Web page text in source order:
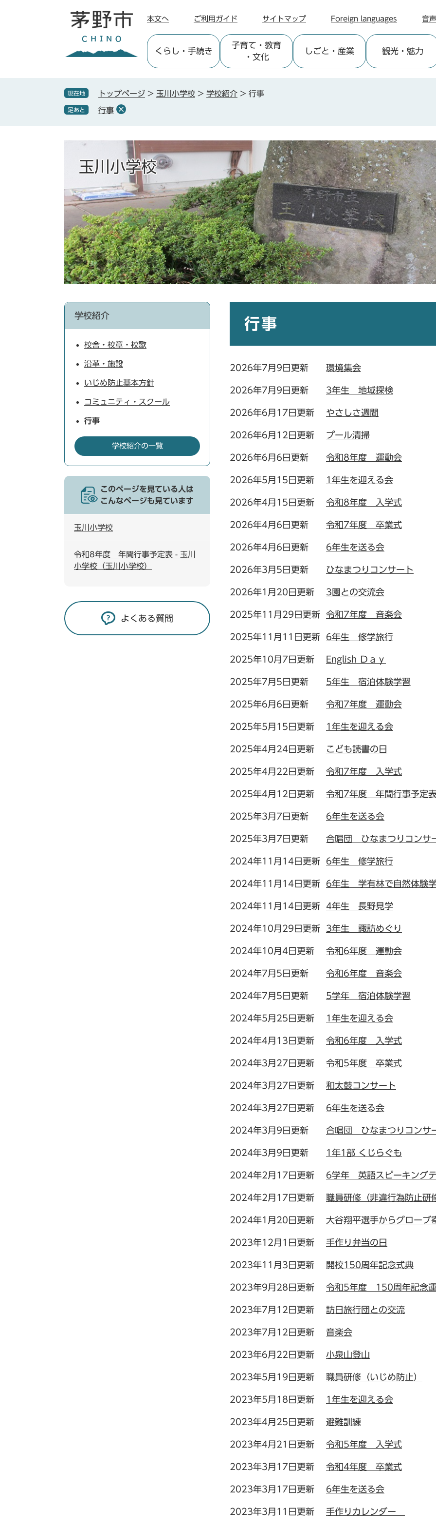
本文へ ご利用ガイド サイトマップ Foreign languages 音
くらし ・手続き
子育て ・教育
・文化
しごと ・産業 観光・魅力
現在地 トップページ > 玉川小学校 > 学校紹介 > 行事
足あと 行事
玉川小学校
行事
2026年7月9日更新 環境集会
2026年7月9日更新 3年生 地域探検
2026年6月17日更新 やさしさ週間
2026年6月12日更新 プール清掃
2026年6月6日更新 令和8年度 運動会
2026年5月15日更新 1年生を迎える会
2026年4月15日更新 令和8年度 入学式
2026年4月6日更新 令和7年度 卒業式
2026年4月6日更新 6年生を送る会
2026年3月5日更新 ひなまつりコンサート
2026年1月20日更新 3園との交流会
2025年11月29日更新 令和7年度 音楽会
2025年11月11日更新 6年生 修学旅行
2025年10月7日更新 English Ｄａｙ
2025年7月5日更新 5年生 宿泊体験学習
2025年6月6日更新 令和7年度 運動会
2025年5月15日更新 1年生を迎える会
2025年4月24日更新 こども読書の日
2025年4月22日更新 令和7年度 入学式
2025年4月12日更新 令和7年度 年間行事予定
2025年3月7日更新 6年生を送る会
2025年3月7日更新 合唱団 ひなまつりコンサ
2024年11月14日更新 6年生 修学旅行
2024年11月14日更新 6年生 学有林で自然体験
2024年11月14日更新 4年生 長野見学
2024年10月29日更新 3年生 諏訪めぐり
2024年10月4日更新 令和6年度 運動会
2024年7月5日更新 令和6年度 音楽会
2024年7月5日更新 5学年 宿泊体験学習
2024年5月25日更新 1年生を迎える会
2024年4月13日更新 令和6年度 入学式
2024年3月27日更新 令和5年度 卒業式
2024年3月27日更新 和太鼓コンサート
2024年3月27日更新 6年生を送る会
2024年3月9日更新 合唱団 ひなまつりコンサ
2024年3月9日更新 1年1部 くじらぐも
2024年2月17日更新 6学年 英語スピーキング
2024年2月17日更新 職員研修（非違行為防止研
2024年1月20日更新 大谷翔平選手からグローブ
2023年12月1日更新 手作り弁当の日
2023年11月3日更新 開校150周年記念式典
2023年9月28日更新 令和5年度 150周年記念
2023年7月12日更新 訪日旅行団との交流
2023年7月12日更新 音楽会
2023年6月22日更新 小泉山登山
2023年5月19日更新 職員研修（いじめ防止）
2023年5月18日更新 1年生を迎える会
2023年4月25日更新 避難訓練
2023年4月21日更新 令和5年度 入学式
2023年3月17日更新 令和4年度 卒業式
2023年3月17日更新 6年生を送る会
2023年3月11日更新 手作りカレンダー
学校紹介
校舎・校章・校歌
沿革・施設
いじめ防止基本方針
コミュニティ・スクール
行事
学校紹介の一覧
このページを見ている人は
こんなページも見ています
玉川小学校
令和8年度 年間行事予定表 - 玉川
小学校（玉川小学校）
よくある質問